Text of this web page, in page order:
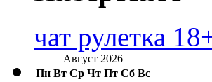
чат рулетка
Август 2026
Пн Вт Ср Чт Пт Сб Вс